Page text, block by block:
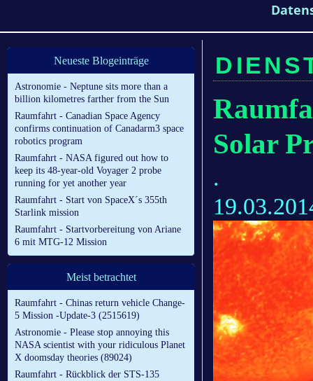
Neueste Blogeinträge
Astronomie - Neptune sits more than a
billion kilometres farther from the Sun
Raumfahrt - Canadian Space Agency
confirms continuation of Canadarm3 space
robotics program
Raumfahrt - NASA figured out how to
keep its 48-year-old Voyager 2 probe
running for yet another year
Raumfahrt - Start von SpaceX´s 355th
Starlink mission
Raumfahrt - Startvorbereitung von Ariane
6 mit MTG-12 Mission
Meist betrachtet
Raumfahrt - Chinas return vehicle Change-
5 Mission -Update-3 (2515619)
Astronomie - Please stop annoying this
NASA scientist with your ridiculous Planet
X doomsday theories (89024)
Raumfahrt - Rückblick der STS-135
Solar
.